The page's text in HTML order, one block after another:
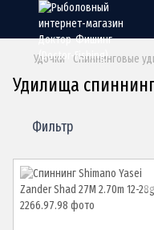
Удочки Спиннинговые
Удилища
Фильтр